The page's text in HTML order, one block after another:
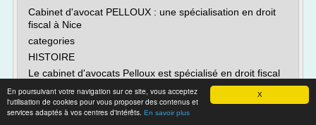
X
En poursuivant votre navigation sur ce site, vous acceptez
l'utilisation de cookies pour vous proposer des contenus et
services adaptés à vos centres d'intérêts. En savoir plus
Cabinet d'avocat PELLOUX : une spécialisation en droit
fiscal à Nice
categories
HISTOIRE
Le cabinet d'avocats Pelloux est spécialisé en droit fiscal
Situé au 24 avenue des Fleurs à Nice (06000), il
comprend deux avocats, Me Christophe Pelloux, avocat